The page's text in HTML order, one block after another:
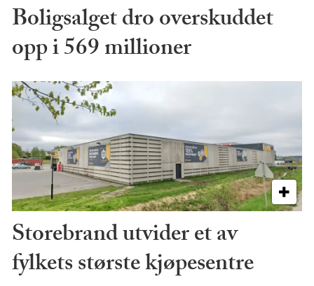
Boligsalget dro overskuddet
opp i 569 millioner
Storebrand utvider et av
fylkets største kjøpesentre